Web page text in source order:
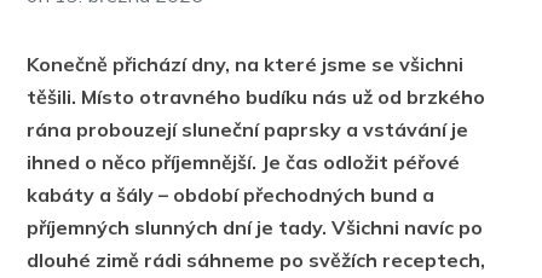
Konečně přichází dny, na které jsme se všichni
těšili. Místo otravného budíku nás už od brzkého
rána probouzejí sluneční paprsky a vstávání je
ihned o něco příjemnější. Je čas odložit péřové
kabáty a šály – období přechodných bund a
příjemných slunných dní je tady. Všichni navíc po
dlouhé zimě rádi sáhneme po svěžích receptech,